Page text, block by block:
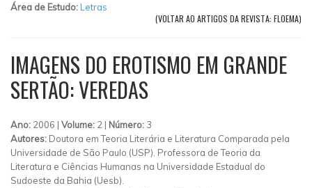
Área de Estudo:Letras
(VOLTAR AO ARTIGOS DA REVISTA: FLOEMA)
IMAGENS DO EROTISMO EM GRANDE
SERTÃO: VEREDAS
Ano: 2006 | Volume: 2 | Número: 3
Autores: Doutora em Teoria Literária e Literatura Comparada pela
Universidade de São Paulo (USP). Professora de Teoria da
Literatura e Ciências Humanas na Universidade Estadual do
Sudoeste da Bahia (Uesb).